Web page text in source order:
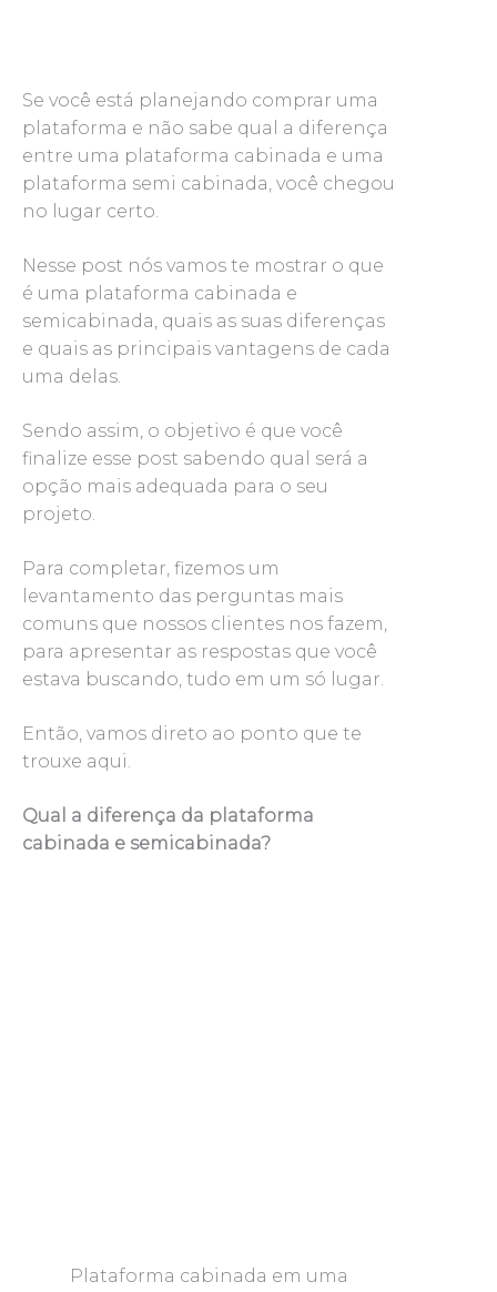
Se você está planejando comprar uma
plataforma e não sabe qual a diferença
entre uma plataforma cabinada e uma
plataforma semi cabinada, você chegou
no lugar certo.
Nesse post nós vamos te mostrar o que
é uma plataforma cabinada e
semicabinada, quais as suas diferenças
e quais as principais vantagens de cada
uma delas.
Sendo assim, o objetivo é que você
finalize esse post sabendo qual será a
opção mais adequada para o seu
projeto.
Para completar, fizemos um
levantamento das perguntas mais
comuns que nossos clientes nos fazem,
para apresentar as respostas que você
estava buscando, tudo em um só lugar.
Então, vamos direto ao ponto que te
trouxe aqui.
Qual a diferença da plataforma
cabinada e semicabinada?
Plataforma cabinada em uma